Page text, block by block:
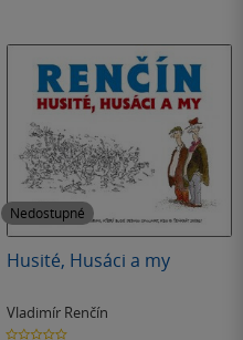
Nedostupné
Husité, Husáci a my
Vladimír Renčín
0.0